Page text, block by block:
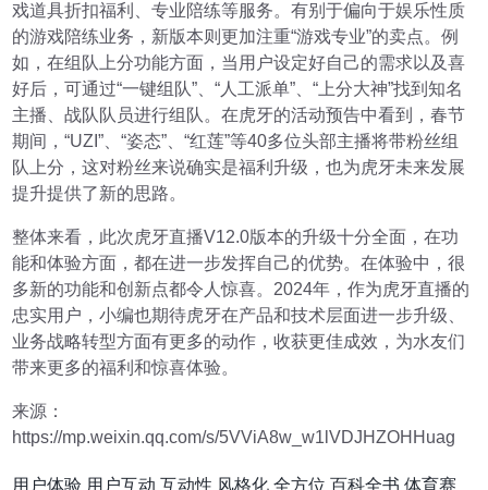
戏道具折扣福利、专业陪练等服务。有别于偏向于娱乐性质
的游戏陪练业务，新版本则更加注重“游戏专业”的卖点。例
如，在组队上分功能方面，当用户设定好自己的需求以及喜
好后，可通过“一键组队”、“人工派单”、“上分大神”找到知名
主播、战队队员进行组队。在虎牙的活动预告中看到，春节
期间，“UZI”、“姿态”、“红莲”等40多位头部主播将带粉丝组
队上分，这对粉丝来说确实是福利升级，也为虎牙未来发展
提升提供了新的思路。
整体来看，此次虎牙直播V12.0版本的升级十分全面，在功
能和体验方面，都在进一步发挥自己的优势。在体验中，很
多新的功能和创新点都令人惊喜。2024年，作为虎牙直播的
忠实用户，小编也期待虎牙在产品和技术层面进一步升级、
业务战略转型方面有更多的动作，收获更佳成效，为水友们
带来更多的福利和惊喜体验。
来源：
https://mp.weixin.qq.com/s/5VViA8w_w1lVDJHZOHHuag
用户体验 用户互动 互动性 风格化 全方位 百科全书 体育赛